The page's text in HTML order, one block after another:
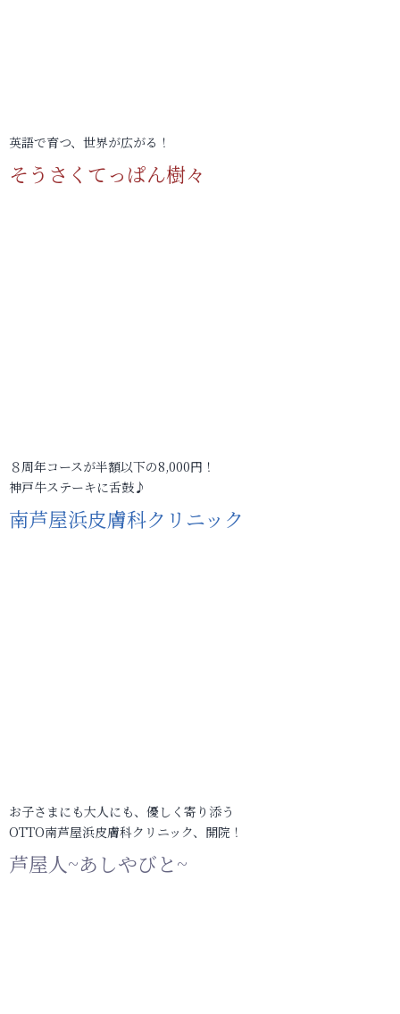
英語で育つ、世界が広がる！
そうさくてっぱん樹々
８周年コースが半額以下の8,000円！
神戸牛ステーキに舌鼓♪
南芦屋浜皮膚科クリニック
お子さまにも大人にも、優しく寄り添う
OTTO南芦屋浜皮膚科クリニック、開院！
芦屋人~あしやびと~